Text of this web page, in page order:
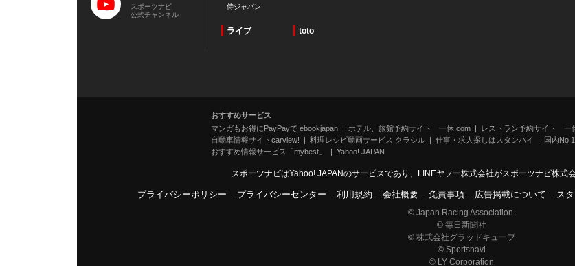
スポーツナビ
公式チャンネル
侍ジャパン
ライブ toto
おすすめサービス
マンガもお得にPayPayで ebookjapan
ホテル、旅館予約サイト 一休.com
レストラン予約サイト 一
自動車情報サイトcarview!
料理レシピ動画サービス クラシル 仕事・求人探しはスタンバイ
国内
おすすめ情報サービス「mybest」
Yahoo! JAPAN
スポーツナビはYahoo! JAPANのサービスであり、LINEヤフー株式会社がスポーツナビ株式
プライバシーポリシー - プライバシーセンター - 利用規約 - 会社概要 - 免責事項 - 広告掲載について - ス
© Japan Racing Association.
© 毎日新聞社
© 株式会社グラッドキューブ
© Sportsnavi
© LY Corporation